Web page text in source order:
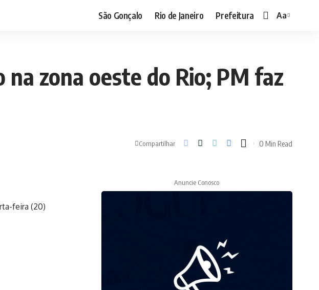
São Gonçalo Rio de Janeiro Prefeitura Aa
zona oeste do Rio; PM faz
Compartilhar 0 Min Read
feira (20)
Anuncie Conosco